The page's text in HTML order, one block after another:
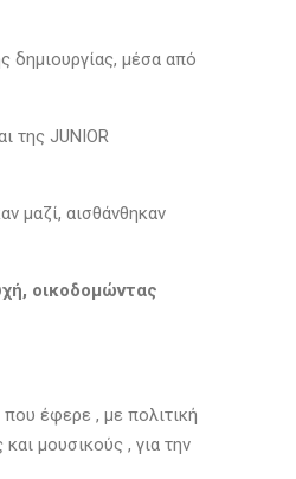
δημιουργίας, μέσα από
της JUNIOR
μαζί, αισθάνθηκαν
οικοδομώντας
έφερε , με πολιτική
μουσικούς , για την